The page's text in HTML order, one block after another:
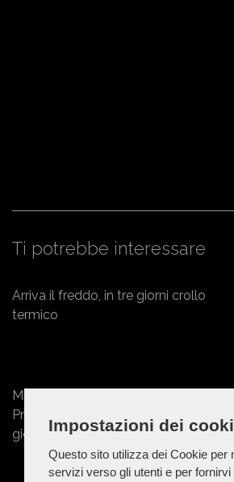
Impostazioni dei
Questo sito utilizza dei Cookie per
servizi verso gli utenti e per fornirvi
Ti potrebbe interessare
Arriva il freddo, in tre giorni crollo
termico
Marche - Vento forte: allerta della
Protezione Civile per tutta la
giornata di giovedì